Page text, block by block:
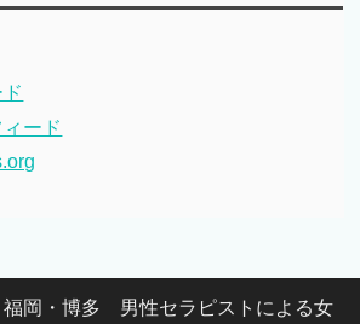
ード
福岡・博多 男性セラピストによる女